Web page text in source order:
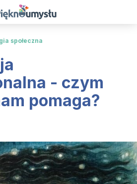
społeczna
- czym
pomaga?